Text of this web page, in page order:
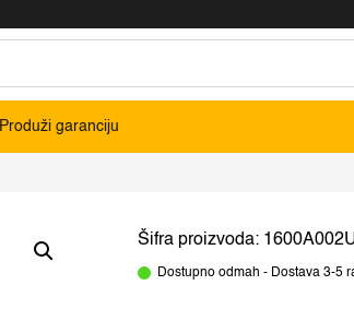
Produži garanciju
Šifra proizvoda:
Dostupno odmah - Dostava 3-5